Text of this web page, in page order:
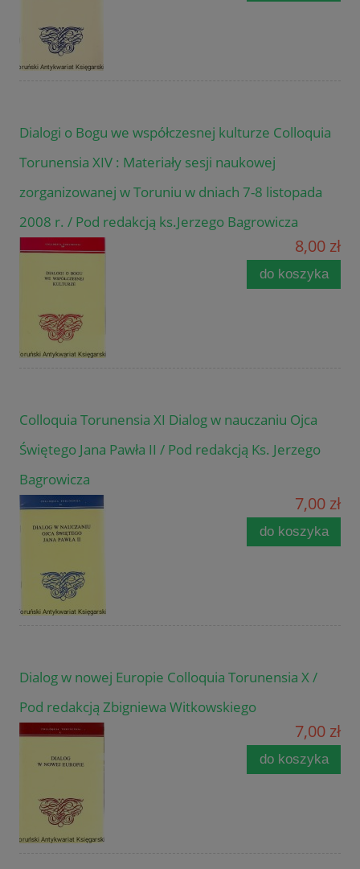
Dialogi o Bogu we współczesnej kulturze Colloquia
Torunensia XIV : Materiały sesji naukowej
zorganizowanej w Toruniu w dniach 7-8 listopada
2008 r. / Pod redakcją ks.Jerzego Bagrowicza
8,00 zł
do koszyka
Colloquia Torunensia XI Dialog w nauczaniu Ojca
Świętego Jana Pawła II / Pod redakcją Ks. Jerzego
Bagrowicza
7,00 zł
do koszyka
Dialog w nowej Europie Colloquia Torunensia X /
Pod redakcją Zbigniewa Witkowskiego
7,00 zł
do koszyka